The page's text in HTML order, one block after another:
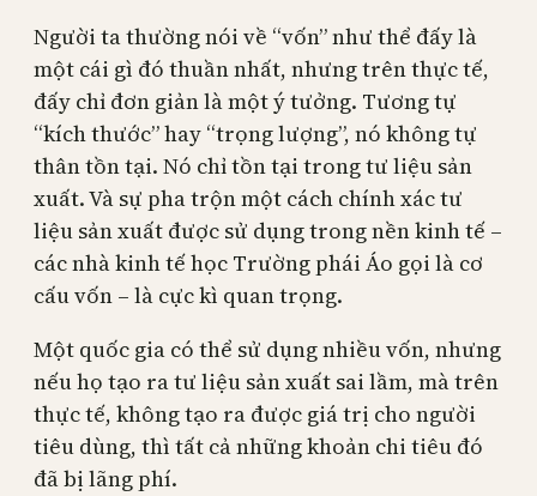
Người ta thường nói về “vốn” như thể đấy là
một cái gì đó thuần nhất, nhưng trên thực tế,
đấy chỉ đơn giản là một ý tưởng. Tương tự
“kích thước” hay “trọng lượng”, nó không tự
thân tồn tại. Nó chỉ tồn tại trong tư liệu sản
xuất. Và sự pha trộn một cách chính xác tư
liệu sản xuất được sử dụng trong nền kinh tế –
các nhà kinh tế học Trường phái Áo gọi là cơ
cấu vốn – là cực kì quan trọng.
Một quốc gia có thể sử dụng nhiều vốn, nhưng
nếu họ tạo ra tư liệu sản xuất sai lầm, mà trên
thực tế, không tạo ra được giá trị cho người
tiêu dùng, thì tất cả những khoản chi tiêu đó
đã bị lãng phí.